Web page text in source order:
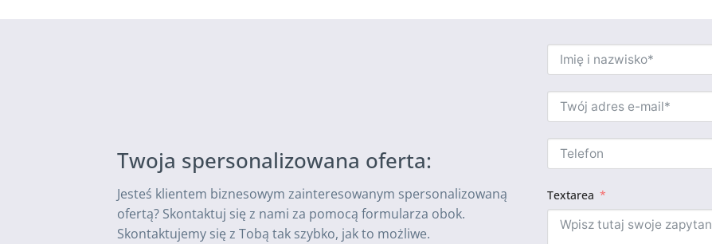
Twoja spersonalizowana oferta:
Jesteś klientem biznesowym zainteresowanym spersonalizowaną
ofertą? Skontaktuj się z nami za pomocą formularza obok.
Skontaktujemy się z Tobą tak szybko, jak to możliwe.
Textarea